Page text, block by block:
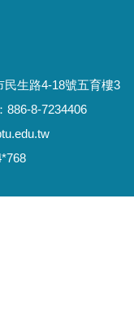
生路4-18號五育樓3
886-8-7234406